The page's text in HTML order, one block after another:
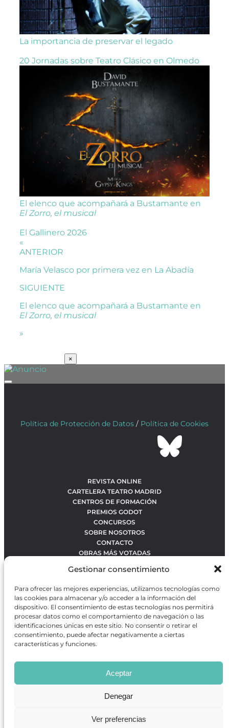
Gestionar consentimiento
Para ofrecer las mejores experiencias, utilizamos tecnologías como
las cookies para almacenar y/o acceder a la información del
dispositivo. El consentimiento de estas tecnologías nos permitirá
procesar datos como el comportamiento de navegación o las
identificaciones únicas en este sitio. No consentir o retirar el
consentimiento, puede afectar negativamente a ciertas
características y funciones.
Aceptar
Denegar
Ver preferencias
La importancia de preservar el legado
20 Jornadas sobre Teatro Clásico en Olmedo
El elenco que acompañará a Bustamante en
El Zorro, el musical
El Gallinero 2026
«
ANTERIOR
María Velasco por primera vez en La Abadía
SIGUIENTE
El elenco que acompañará a Bustamante en
El Zorro, el musical
»
×
Política de Protección de Datos / Política de Cookies
REVISTA ONLINE
CARTELERA TEATRO MADRID
CENTROS DE FORMACIÓN
PREMIOS GODOT
CONCURSOS
SOBRE NOSOTROS
CONTACTO
OBRAS MÁS VOTADAS
BÚSQUEDA AVANZADA DE OBRAS
Revista GODOTes una revista independiente especializada
en información sobre artes escénicas de Madrid, gratuita y
que se distribuye en espacios escénicos, además de otros
puntos de interés turístico y de ocio de la capital.
Revista de Artes Escénicas GODOT © 2026
Desarrollado porPrecise Future